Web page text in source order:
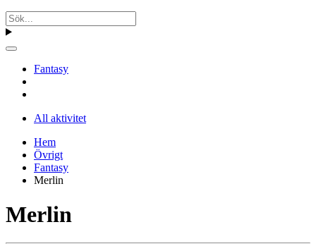
Fantasy
All aktivitet
Hem
Övrigt
Fantasy
Merlin
Merlin